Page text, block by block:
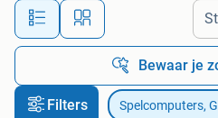
Alle
Bewaar je
Filters Spelcomputers,